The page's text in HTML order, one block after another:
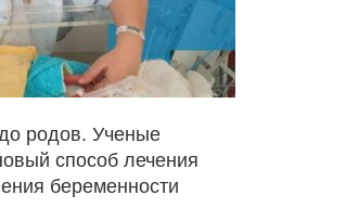
родов. Ученые
способ лечения
беременности